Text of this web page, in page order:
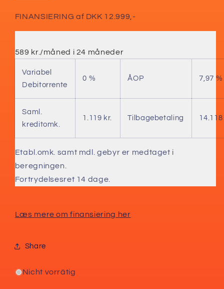
FINANSIERING af DKK 12.999,-
589 kr./måned i 24 måneder
Variabel
Debitorrente
0 % ÅOP 7,97 %
Saml.
kreditomk.
1.119 kr. Tilbagebetaling 14.118
Etabl.omk. samt mdl. gebyr er medtaget i
beregningen.
Fortrydelsesret 14 dage.
Læs mere om finansiering her
Share
Nicht vorrätig